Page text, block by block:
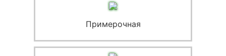
Примерочная